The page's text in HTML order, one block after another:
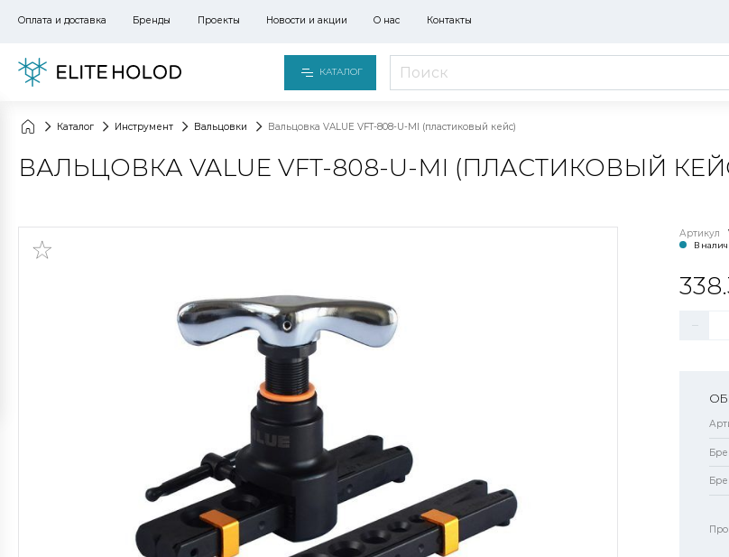
Оплата и доставка Бренды Проекты Новости и акции О нас Контакты
КАТАЛОГ
Каталог Инструмент Вальцовки Вальцовка VALUE VFT-808-U-MI (пластиковый кейс)
ВАЛЬЦОВКА VALUE VFT-808-U-MI (ПЛАСТИКОВЫЙ
Артикул
В